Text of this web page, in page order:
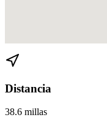
Distancia
38.6 millas